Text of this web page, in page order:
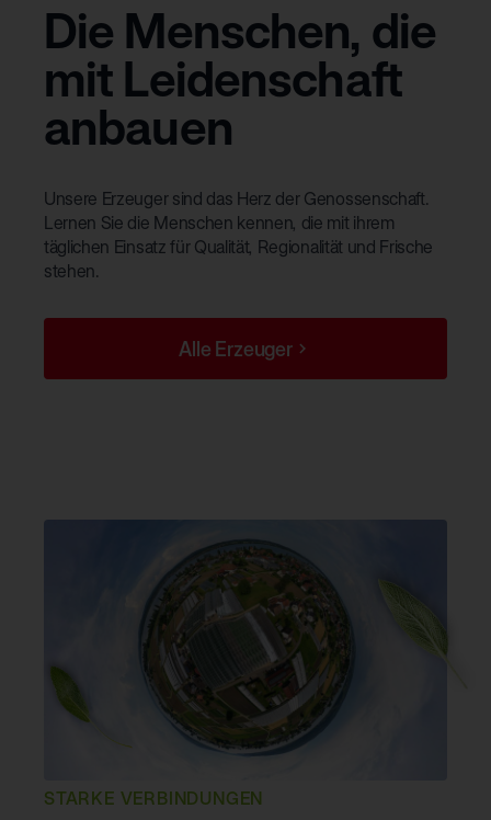
Die Menschen, die
mit Leidenschaft
anbauen
Unsere Erzeuger sind das Herz der Genossenschaft.
Lernen Sie die Menschen kennen, die mit ihrem
täglichen Einsatz für Qualität, Regionalität und Frische
stehen.
Alle Erzeuger
STARKE VERBINDUNGEN